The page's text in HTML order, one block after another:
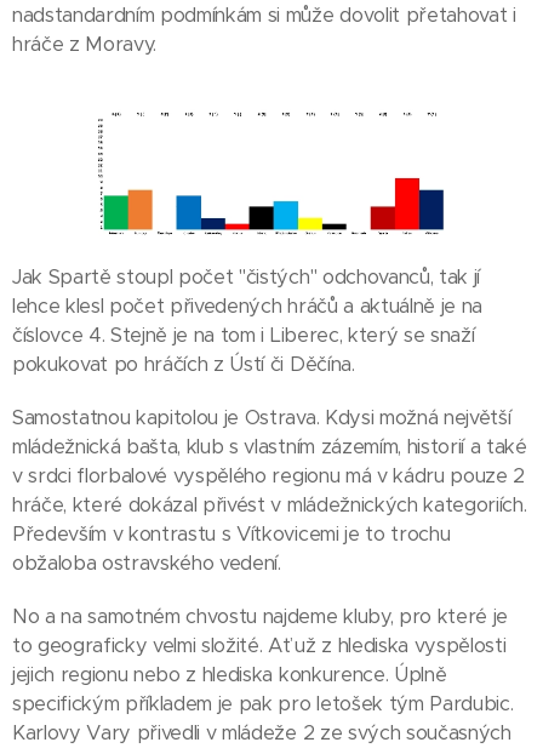
nadstandardním podmínkám si může dovolit přetahovat i
hráče z Moravy.
Jak Spartě stoupl počet "čistých" odchovanců, tak jí
lehce klesl počet přivedených hráčů a aktuálně je na
číslovce 4. Stejně je na tom i Liberec, který se snaží
pokukovat po hráčích z Ústí či Děčína.
Samostatnou kapitolou je Ostrava. Kdysi možná největší
mládežnická bašta, klub s vlastním zázemím, historií a také
v srdci florbalové vyspělého regionu má v kádru pouze 2
hráče, které dokázal přivést v mládežnických kategoriích.
Především v kontrastu s Vítkovicemi je to trochu
obžaloba ostravského vedení.
No a na samotném chvostu najdeme kluby, pro které je
to geograficky velmi složité. Ať už z hlediska vyspělosti
jejich regionu nebo z hlediska konkurence. Úplně
specifickým příkladem je pak pro letošek tým Pardubic.
Karlovy Vary přivedli v mládeže 2 ze svých současných